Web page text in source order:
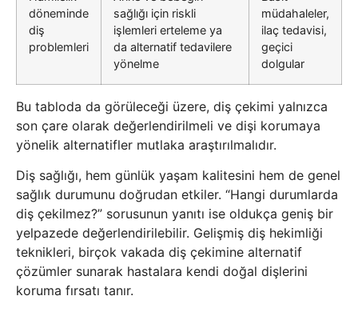
döneminde
diş
problemleri
sağlığı için riskli
işlemleri erteleme ya
da alternatif tedavilere
yönelme
müdahaleler,
ilaç tedavisi,
geçici
dolgular
Bu tabloda da görüleceği üzere, diş çekimi yalnızca
son çare olarak değerlendirilmeli ve dişi korumaya
yönelik alternatifler mutlaka araştırılmalıdır.
Diş sağlığı, hem günlük yaşam kalitesini hem de genel
sağlık durumunu doğrudan etkiler. “Hangi durumlarda
diş çekilmez?” sorusunun yanıtı ise oldukça geniş bir
yelpazede değerlendirilebilir. Gelişmiş diş hekimliği
teknikleri, birçok vakada diş çekimine alternatif
çözümler sunarak hastalara kendi doğal dişlerini
koruma fırsatı tanır.